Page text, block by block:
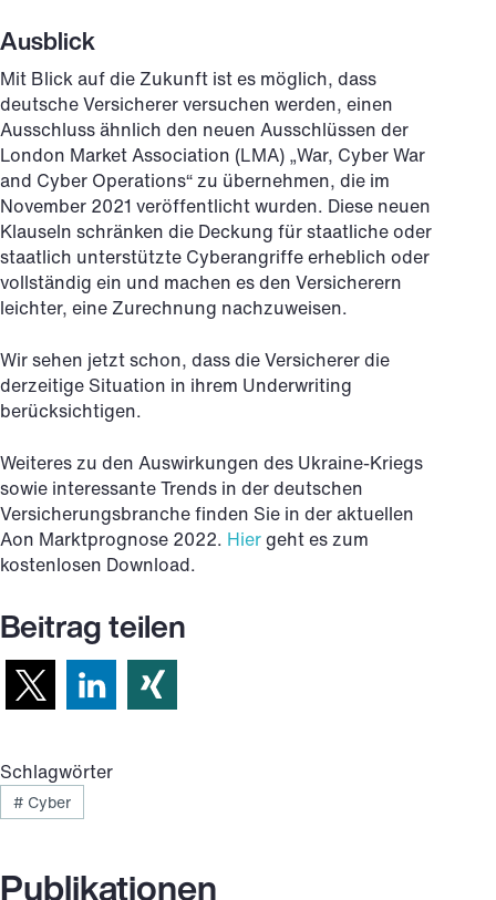
Ausblick
Mit Blick auf die Zukunft ist es möglich, dass
deutsche Versicherer versuchen werden, einen
Ausschluss ähnlich den neuen Ausschlüssen der
London Market Association (LMA) „War, Cyber War
and Cyber Operations“ zu übernehmen, die im
November 2021 veröffentlicht wurden. Diese neuen
Klauseln schränken die Deckung für staatliche oder
staatlich unterstützte Cyberangriffe erheblich oder
vollständig ein und machen es den Versicherern
leichter, eine Zurechnung nachzuweisen.
Wir sehen jetzt schon, dass die Versicherer die
derzeitige Situation in ihrem Underwriting
berücksichtigen.
Weiteres zu den Auswirkungen des Ukraine-Kriegs
sowie interessante Trends in der deutschen
Versicherungsbranche finden Sie in der aktuellen
Aon Marktprognose 2022. Hiergeht es zum
kostenlosen Download.
Beitrag teilen
Schlagwörter
#Cyber
Publikationen